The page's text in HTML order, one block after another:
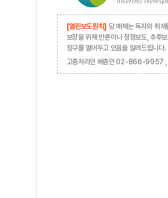
[열린보도원칙] 당 매체는 독자와 취재
보장을 위해 반론이나 정정보도, 추후
창구를 열어두고 있음을 알려드립니다.
고충처리인 배종인 02-866-9957